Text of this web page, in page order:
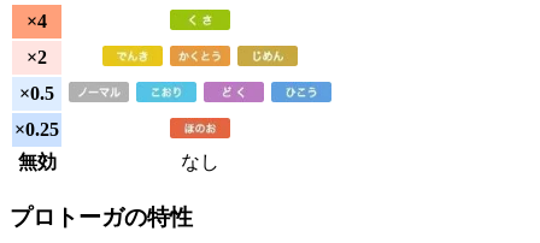
×4
×2
×0.5
×0.25
無効
なし
プロトーガの特性